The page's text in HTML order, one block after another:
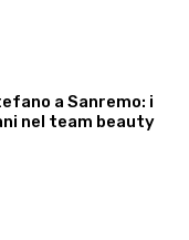
a Sanremo: i
nel team beauty